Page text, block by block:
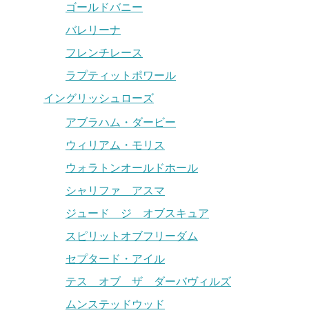
ゴールドバニー
バレリーナ
フレンチレース
ラプティットポワール
イングリッシュローズ
アブラハム・ダービー
ウィリアム・モリス
ウォラトンオールドホール
シャリファ アスマ
ジュード ジ オブスキュア
スピリットオブフリーダム
セプタード・アイル
テス オブ ザ ダーバヴィルズ
ムンステッドウッド